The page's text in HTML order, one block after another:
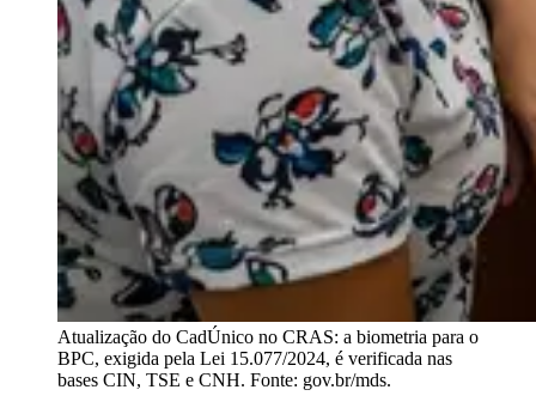
Atualização do CadÚnico no CRAS: a biometria para o
BPC, exigida pela Lei 15.077/2024, é verificada nas
bases CIN, TSE e CNH. Fonte: gov.br/mds.